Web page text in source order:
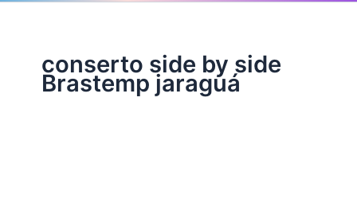
conserto side by side
Brastemp jaraguá